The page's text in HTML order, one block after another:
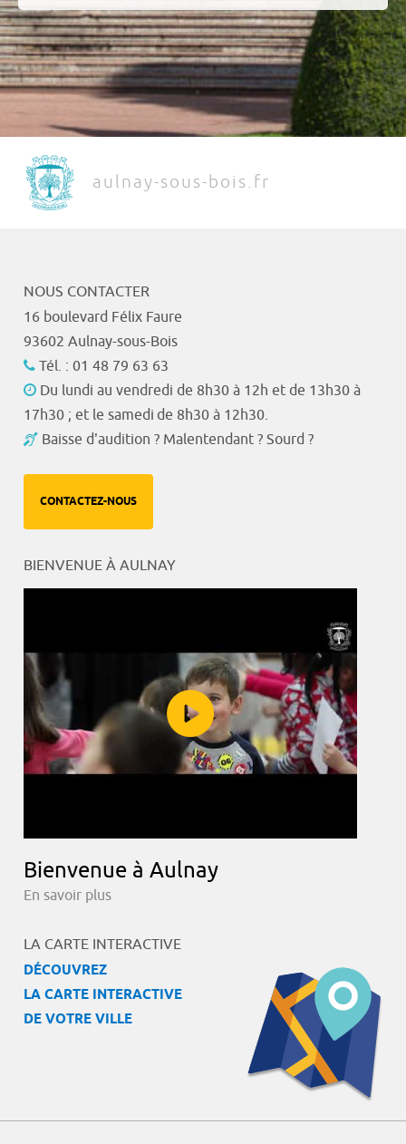
aulnay-sous-bois.fr
NOUS CONTACTER
16 boulevard Félix Faure
93602 Aulnay-sous-Bois
Tél. : 01 48 79 63 63
Du lundi au vendredi de 8h30 à 12h et de 13h30 à
17h30 ; et le samedi de 8h30 à 12h30.
Baisse d'audition ? Malentendant ? Sourd ?
CONTACTEZ-NOUS
BIENVENUE À AULNAY
Bienvenue à Aulnay
En savoir plus
LA CARTE INTERACTIVE
DÉCOUVREZ
LA CARTE INTERACTIVE
DE VOTRE VILLE